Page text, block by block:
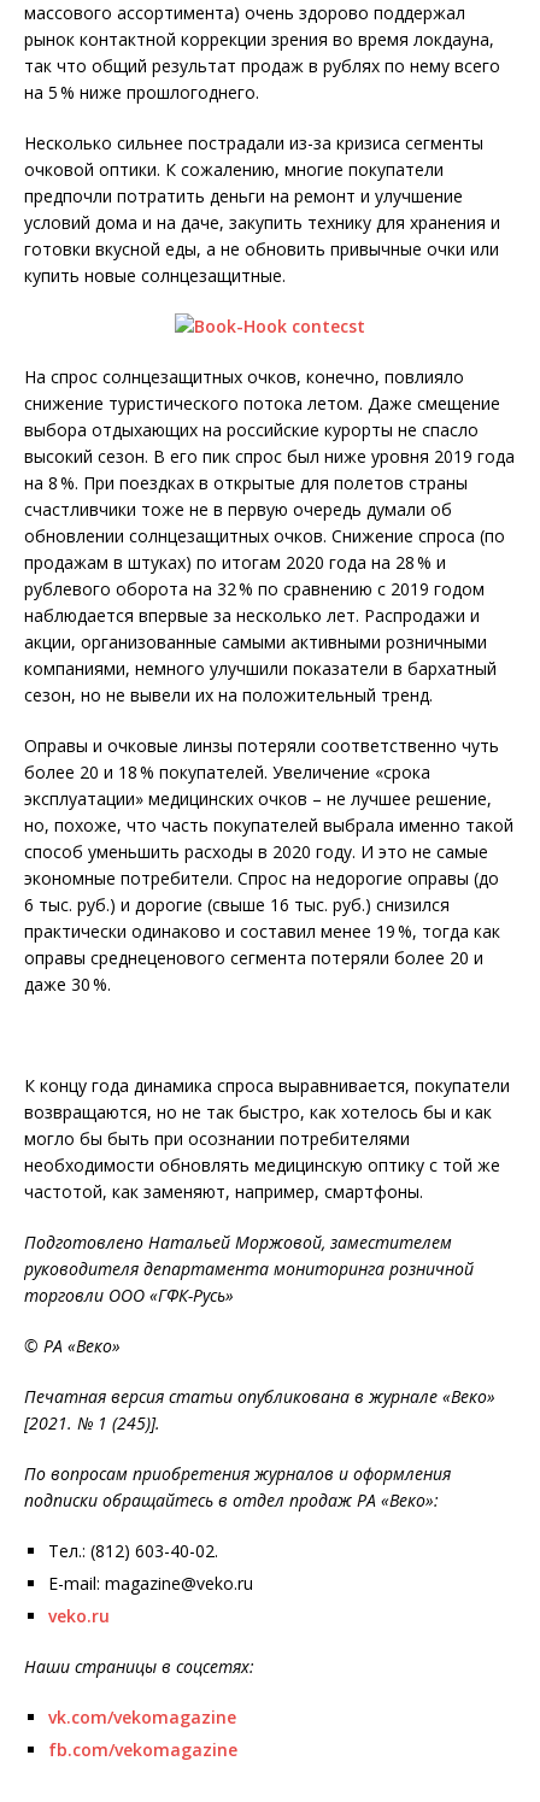
массового ассортимента) очень здорово поддержал
рынок контактной коррекции зрения во время локдауна,
так что общий результат продаж в рублях по нему всего
на 5 % ниже прошлогоднего.
Несколько сильнее пострадали из-за кризиса сегменты
очковой оптики. К сожалению, многие покупатели
предпочли потратить деньги на ремонт и улучшение
условий дома и на даче, закупить технику для хранения и
готовки вкусной еды, а не обновить привычные очки или
купить новые солнцезащитные.
На спрос солнцезащитных очков, конечно, повлияло
снижение туристического потока летом. Даже смещение
выбора отдыхающих на российские курорты не спасло
высокий сезон. В его пик спрос был ниже уровня 2019 года
на 8 %. При поездках в открытые для полетов страны
счастливчики тоже не в первую очередь думали об
обновлении солнцезащитных очков. Снижение спроса (по
продажам в штуках) по итогам 2020 года на 28 % и
рублевого оборота на 32 % по сравнению с 2019 годом
наблюдается впервые за несколько лет. Распродажи и
акции, органи­зованные самыми активными роз­ничными
компаниями, немного улучшили показатели в бархатный
сезон, но не вывели их на положительный тренд.
Оправы и очковые линзы потеряли соответственно чуть
более 20 и 18 % покупателей. Увеличение «срока
эксплуатации» медицинских очков – не лучшее решение,
но, похоже, что часть покупателей выбрала именно такой
способ уменьшить расходы в 2020 году. И это не самые
экономные потребители. Спрос на недорогие оправы (до
6 тыс. руб.) и дорогие (свыше 16 тыс. руб.) снизился
практически одинаково и составил менее 19 %, тогда как
оправы среднеценового сегмента потеряли более 20 и
даже 30 %.
К концу года динамика спроса выравнивается, покупатели
возвращаются, но не так быстро, как хотелось бы и как
могло бы быть при осознании потребителями
необходимости обновлять медицинскую оптику с той же
частотой, как заменяют, например, смартфоны.
Подготовлено Натальей Моржовой, заместителем
руководителя департамента мониторинга розничной
торговли ООО «ГФК-Русь»
© РА «Веко»
Печатная версия статьи опубликована в журнале «Веко»
[2021. № 1 (245)].
По вопросам приобретения журналов и оформления
подписки обращайтесь в отдел продаж РА «Веко»:
Тел.: (812) 603-40-02.
E-mail: magazine@veko.ru
veko.ru
Наши страницы в соцсетях:
vk.com/vekomagazine
fb.com/vekomagazine